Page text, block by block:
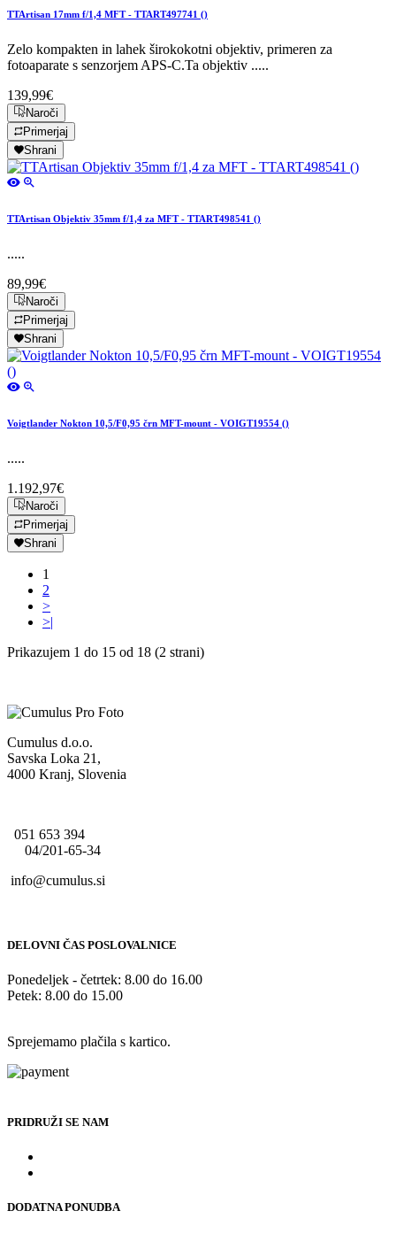
TTArtisan 17mm f/1,4 MFT - TTART497741 ()
Zelo kompakten in lahek širokokotni objektiv, primeren za
fotoaparate s senzorjem APS-C.Ta objektiv .....
139,99€
Naroči
Primerjaj
Shrani
TTArtisan Objektiv 35mm f/1,4 za MFT - TTART498541 ()
.....
89,99€
Naroči
Primerjaj
Shrani
Voigtlander Nokton 10,5/F0,95 črn MFT-mount - VOIGT19554 ()
.....
1.192,97€
Naroči
Primerjaj
Shrani
1
2
>
>|
Prikazujem 1 do 15 od 18 (2 strani)
Cumulus d.o.o.
Savska Loka 21,
4000 Kranj, Slovenia
051 653 394
04/201-65-34
info@cumulus.si
DELOVNI ČAS POSLOVALNICE
Ponedeljek - četrtek: 8.00 do 16.00
Petek: 8.00 do 15.00
Sprejemamo plačila s kartico.
PRIDRUŽI SE NAM
DODATNA PONUDBA